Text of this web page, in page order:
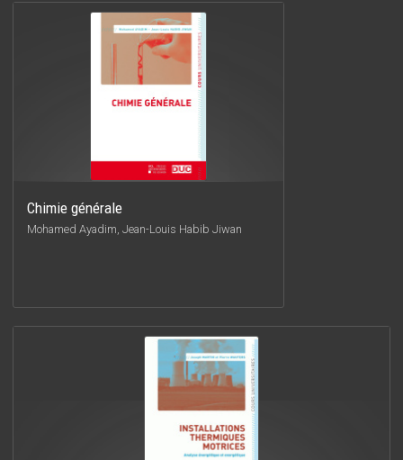
Chimie générale
Mohamed Ayadim, Jean-Louis Habib Jiwan